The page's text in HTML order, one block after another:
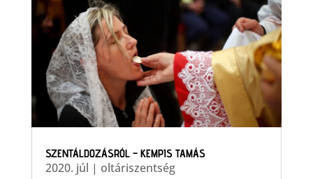
SZENTÁLDOZÁSRÓL – KEMPIS TAMÁS
2020. júl | oltáriszentség